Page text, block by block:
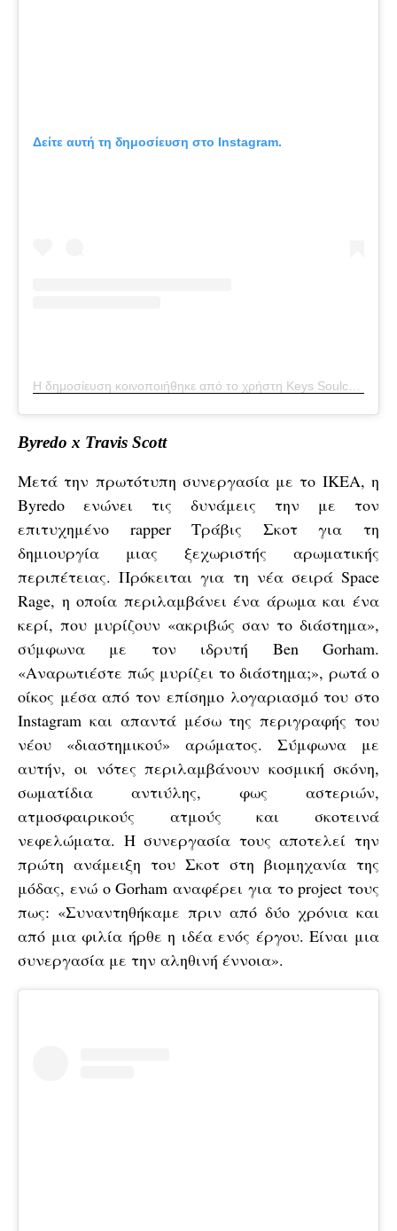
Δείτε αυτή τη δημοσίευση στο Instagram.
Byredo x Travis Scott
Μετά την πρωτότυπη συνεργασία με το IKEA, η
Byredo ενώνει τις δυνάμεις την με τον
επιτυχημένο rapper Τράβις Σκοτ για τη
δημιουργία μιας ξεχωριστής αρωματικής
περιπέτειας. Πρόκειται για τη νέα σειρά Space
Rage, η οποία περιλαμβάνει ένα άρωμα και ένα
κερί, που μυρίζουν «ακριβώς σαν το διάστημα»,
σύμφωνα με τον ιδρυτή Ben Gorham.
«Αναρωτιέστε πώς μυρίζει το διάστημα;», ρωτά ο
οίκος μέσα από τον επίσημο λογαριασμό του στο
Instagram και απαντά μέσω της περιγραφής του
νέου «διαστημικού» αρώματος. Σύμφωνα με
αυτήν, οι νότες περιλαμβάνουν κοσμική σκόνη,
σωματίδια αντιύλης, φως αστεριών,
ατμοσφαιρικούς ατμούς και σκοτεινά
νεφελώματα. Η συνεργασία τους αποτελεί την
πρώτη ανάμειξη του Σκοτ στη βιομηχανία της
μόδας, ενώ ο Gorham αναφέρει για το project τους
πως: «Συναντηθήκαμε πριν από δύο χρόνια και
από μια φιλία ήρθε η ιδέα ενός έργου. Είναι μια
συνεργασία με την αληθινή έννοια».